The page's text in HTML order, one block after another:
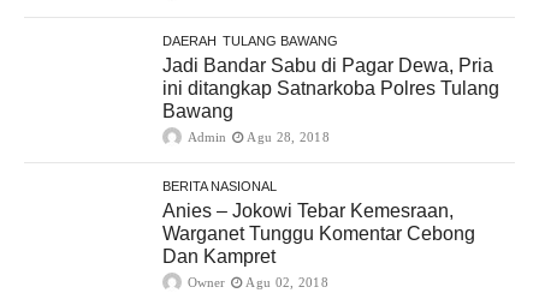
DAERAH TULANG BAWANG
Jadi Bandar Sabu di Pagar Dewa, Pria
ini ditangkap Satnarkoba Polres Tulang
Bawang
Admin Agu 28, 2018
BERITA NASIONAL
Anies – Jokowi Tebar Kemesraan,
Warganet Tunggu Komentar Cebong
Dan Kampret
Owner Agu 02, 2018